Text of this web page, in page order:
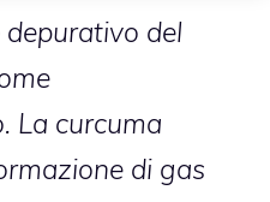
del
La curcuma
di gas